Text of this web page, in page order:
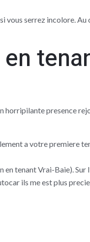
vous serrez incolore. Au
horripilante presence
a votre premiere
tenant Vrai-Baie). Sur
ils me est plus